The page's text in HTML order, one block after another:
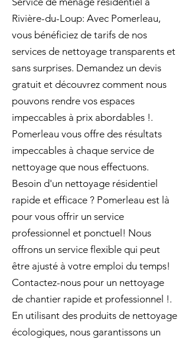
Rivière-du-Loup: Avec Pomerleau,
vous bénéficiez de tarifs de nos
services de nettoyage transparents et
sans surprises. Demandez un devis
gratuit et découvrez comment nous
pouvons rendre vos espaces
impeccables à prix abordables !.
Pomerleau vous offre des résultats
impeccables à chaque service de
nettoyage que nous effectuons.
Besoin d'un nettoyage résidentiel
rapide et efficace ? Pomerleau est là
pour vous offrir un service
professionnel et ponctuel! Nous
offrons un service flexible qui peut
être ajusté à votre emploi du temps!
Contactez-nous pour un nettoyage
de chantier rapide et professionnel !.
En utilisant des produits de nettoyage
écologiques, nous garantissons un